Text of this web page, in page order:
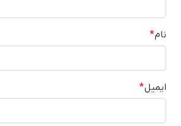
نام*
ایمیل*